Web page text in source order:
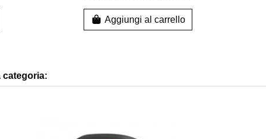
Aggiungi al carrello
categoria: